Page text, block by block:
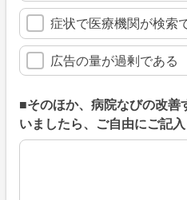
症状で医療機関が検索
広告の量が過剰である
■そのほか、病院なびの改
いましたら、ご自由にご記
■そのほか、病院なびの改善